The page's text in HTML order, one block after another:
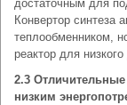
достаточным для
Конвертор синтеза
теплообменником,
реактор для
2.3
низким